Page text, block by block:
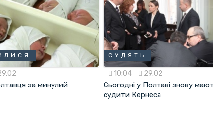
за минулий
СУДЯТЬ
10:04 29.02
Сьогодні у Полтаві знову
судити Кернеса